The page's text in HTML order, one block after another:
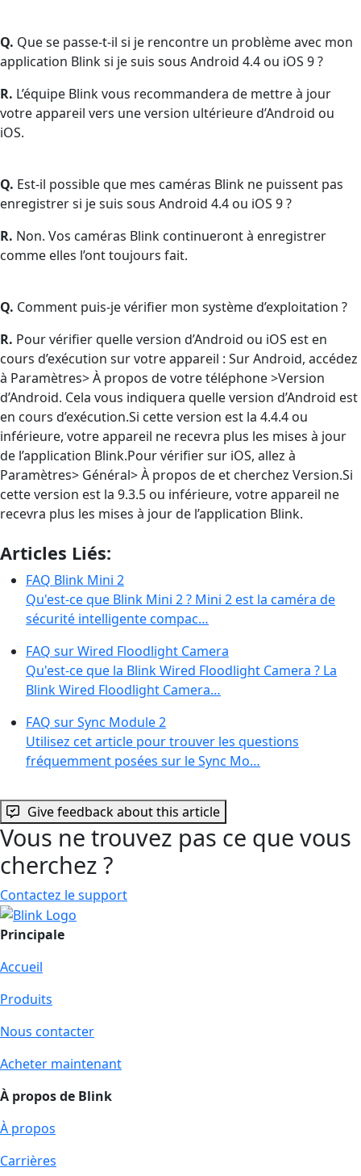
Q. Que se passe-t-il si je rencontre un problème avec mon
application Blink si je suis sous Android 4.4 ou iOS 9 ?
R. L’équipe Blink vous recommandera de mettre à jour
votre appareil vers une version ultérieure d’Android ou
iOS.
Q. Est-il possible que mes caméras Blink ne puissent pas
enregistrer si je suis sous Android 4.4 ou iOS 9 ?
R. Non. Vos caméras Blink continueront à enregistrer
comme elles l’ont toujours fait.
Q. Comment puis-je vérifier mon système d’exploitation ?
R. Pour vérifier quelle version d’Android ou iOS est en
cours d’exécution sur votre appareil : Sur Android, accédez
à Paramètres> À propos de votre téléphone >Version
d’Android. Cela vous indiquera quelle version d’Android est
en cours d’exécution.Si cette version est la 4.4.4 ou
inférieure, votre appareil ne recevra plus les mises à jour
de l’application Blink.Pour vérifier sur iOS, allez à
Paramètres> Général> À propos de et cherchez Version.Si
cette version est la 9.3.5 ou inférieure, votre appareil ne
recevra plus les mises à jour de l’application Blink.
Articles Liés:
FAQ Blink Mini 2
Qu'est-ce que Blink Mini 2 ? Mini 2 est la caméra de
sécurité intelligente compac…
FAQ sur Wired Floodlight Camera
Qu'est-ce que la Blink Wired Floodlight Camera ? La
Blink Wired Floodlight Camera…
FAQ sur Sync Module 2
Utilisez cet article pour trouver les questions
fréquemment posées sur le Sync Mo…
Give feedback about this article
Vous ne trouvez pas ce que vous
cherchez ?
Contactez le support
Principale
Accueil
Produits
Nous contacter
Acheter maintenant
À propos de Blink
À propos
Carrières